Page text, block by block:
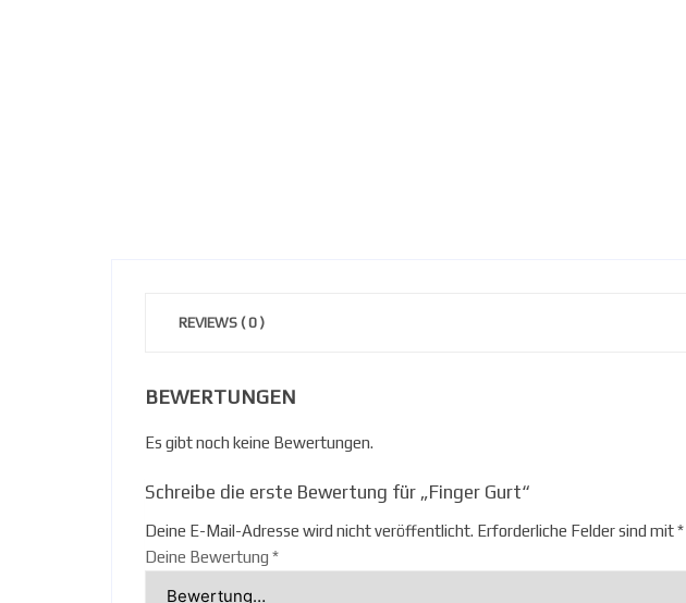
REVIEWS ( 0 )
BEWERTUNGEN
Es gibt noch keine Bewertungen.
Schreibe die erste Bewertung für „Finger Gurt“
Deine E-Mail-Adresse wird nicht veröffentlicht. Erforderliche Felder sind mit*
Deine Bewertung *